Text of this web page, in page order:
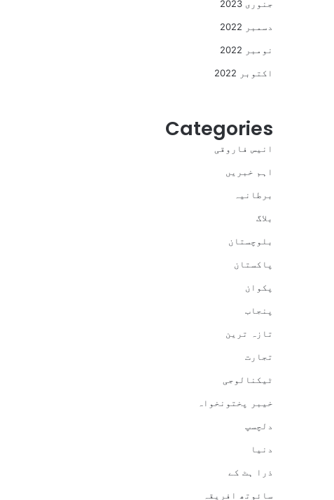
جنوری 2023
دسمبر 2022
نومبر 2022
اکتوبر 2022
Categories
انیس فاروقی
اہم خبریں
برطانیہ
بلاگ
بلوچستان
پاکستان
پکوان
پنجاب
تازہ ترین
تجارت
ٹیکنالوجی
خیبر پختونخواہ
دلچسپ
دنیا
ذرا ہٹ کے
سائوتھ افریقہ